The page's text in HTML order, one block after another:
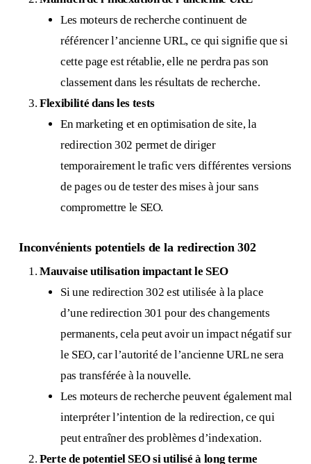
Les moteurs de recherche continuent de
référencer l’ancienne URL, ce qui signifie que si
cette page est rétablie, elle ne perdra pas son
classement dans les résultats de recherche.
Flexibilité dans les tests
En marketing et en optimisation de site, la
redirection 302 permet de diriger
temporairement le trafic vers différentes versions
de pages ou de tester des mises à jour sans
compromettre le SEO.
Inconvénients potentiels de la redirection 302
Mauvaise utilisation impactant le SEO
Si une redirection 302 est utilisée à la place
d’une redirection 301 pour des changements
permanents, cela peut avoir un impact négatif sur
le SEO, car l’autorité de l’ancienne URL ne sera
pas transférée à la nouvelle.
Les moteurs de recherche peuvent également mal
interpréter l’intention de la redirection, ce qui
peut entraîner des problèmes d’indexation.
Perte de potentiel SEO si utilisé à long terme